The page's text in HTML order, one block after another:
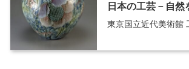
日本の工芸－自然
東京国立近代美術館